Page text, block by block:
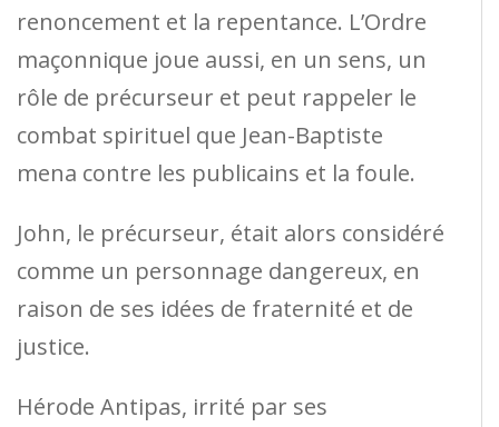
renoncement et la repentance. L’Ordre
maçonnique joue aussi, en un sens, un
rôle de précurseur et peut rappeler le
combat spirituel que Jean-Baptiste
mena contre les publicains et la foule.
John, le précurseur, était alors considéré
comme un personnage dangereux, en
raison de ses idées de fraternité et de
justice.
Hérode Antipas, irrité par ses